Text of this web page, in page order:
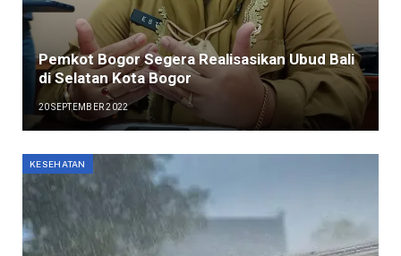
Pemkot Bogor Segera Realisasikan Ubud Bali
di Selatan Kota Bogor
20 SEPTEMBER 2022
KESEHATAN